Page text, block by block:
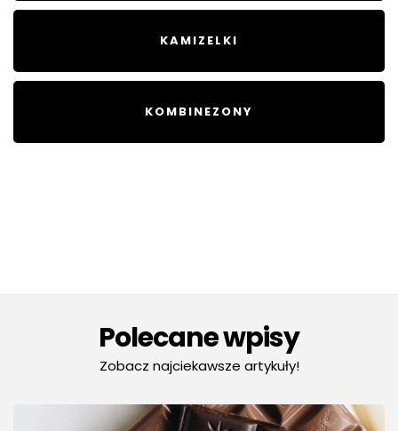
KAMIZELKI
KOMBINEZONY
Polecane wpisy
Zobacz najciekawsze artykuły!